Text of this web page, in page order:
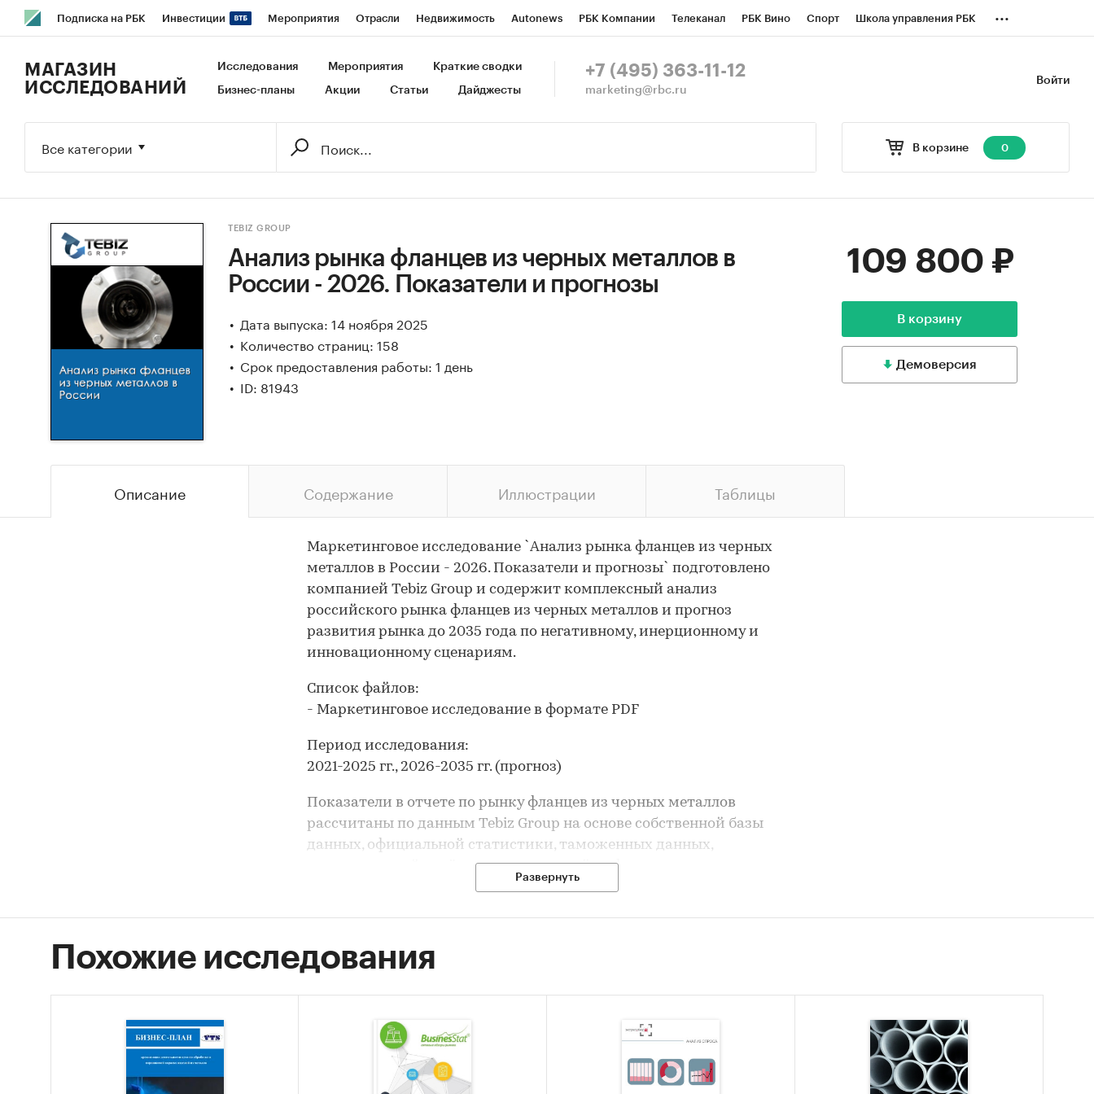
Подписка на РБК Инвестиции Мероприятия Отрасли Недвижимость Autonews РБК Компании Телеканал РБК Вино Спорт Школа управления РБК
Исследования Кредитные рейтинги Франшизы Газета Спецпроекты СПб Конференции СПб Спецпроекты
...
Войти
МАГАЗИН
ИССЛЕДОВАНИЙ
Исследования Мероприятия Краткие сводки
Бизнес-планы Акции Статьи Дайджесты
+7 (495) 363-11-12
marketing@rbc.ru
В корзине 0
Все категории
TEBIZ GROUP
Анализ рынка фланцев из черных металлов в
России - 2026. Показатели и прогнозы
Дата выпуска: 14 ноября 2025
Количество страниц: 158
Срок предоставления работы: 1 день
ID: 81943
109 800 ₽
В корзину
Демоверсия
Описание Содержание Иллюстрации Таблицы
Маркетинговое исследование `Анализ рынка фланцев из черных
металлов в России - 2026. Показатели и прогнозы` подготовлено
компанией Tebiz Group и содержит комплексный анализ
российского рынка фланцев из черных металлов и прогноз
развития рынка до 2035 года по негативному, инерционному и
инновационному сценариям.
Список файлов:
- Маркетинговое исследование в формате PDF
Период исследования:
2021-2025 гг., 2026-2035 гг. (прогноз)
Показатели в отчете по рынку фланцев из черных металлов
рассчитаны по данным Tebiz Group на основе собственной базы
данных, официальной статистики, таможенных данных,
корпоративной отчётности, вторичной информации, открытых и
Задачи исследования:
- Составление рейтинга производителей
В разделе `Ведущие производители` рассмотрены компании:
ПАО `ЧКПЗ`, АО `БАЗ`, ООО `РУСКОН-С`, ООО `АВГ АРМАТУРА`, ООО
`ЧФЗ`, АО `ГАЗАППАРАТ`, ООО `КАЗАНЬГИДРОПЛАСТ`, ООО `СОЮЗ
Развернуть
Похожие исследования